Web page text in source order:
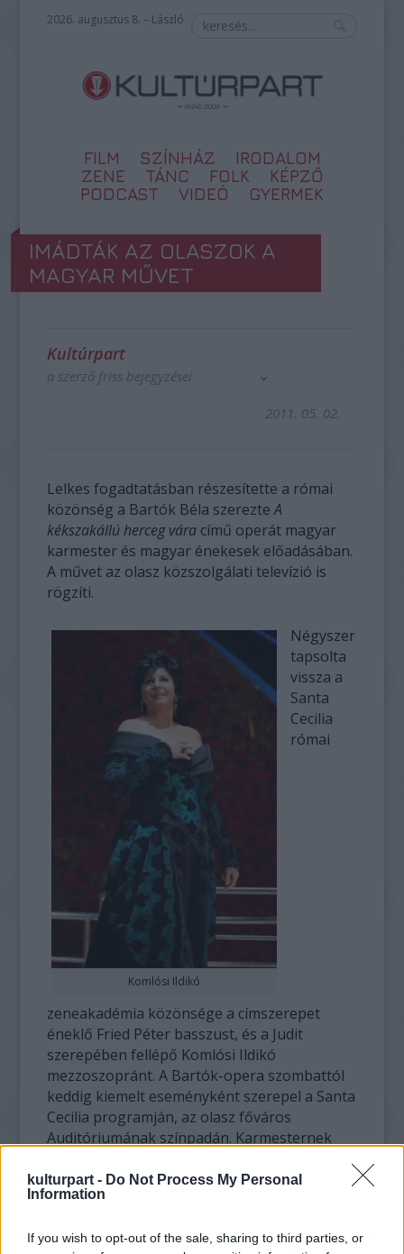
kulturpart - Do Not Process My Personal
Information
If you wish to opt-out of the sale, sharing to third parties, or
2026. augusztus 8. – László
FILM SZÍNHÁZ
IRODALOM
ZENE
TÁNC FOLK
KÉPZŐ
PODCAST
VIDEÓ GYERMEK
IMÁDTÁK AZ OLASZOK A
MAGYAR MŰVET
Kultúrpart
a szerző friss bejegyzései
2011. 05. 02.
Lelkes fogadtatásban részesítette a római
közönség a Bartók Béla szerezteA
kékszakállú herceg vára című operát magyar
karmester és magyar énekesek előadásában.
A művet az olasz közszolgálati televízió is
rögzíti.
Komlósi Ildikó
Négyszer
tapsolta
vissza a
Santa
Cecilia
római
zeneakadémia közönsége a címszerepet
éneklő Fried Péter basszust, és a Judit
szerepében fellépő Komlósi Ildikó
mezzoszopránt. A Bartók-opera szombattól
keddig kiemelt eseményként szerepel a Santa
Cecilia programján, az olasz főváros
Auditóriumának színpadán. Karmesternek
római zeneakadémiáé.
mely szokatlan is az olasz fülnek, amíg ajtóról